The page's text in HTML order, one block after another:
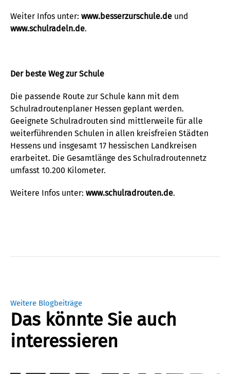
Weiter Infos unter: www.besserzurschule.de und
www.schulradeln.de.
Der beste Weg zur Schule
Die passende Route zur Schule kann mit dem
Schulradroutenplaner Hessen geplant werden.
Geeignete Schulradrouten sind mittlerweile für alle
weiterführenden Schulen in allen kreisfreien Städten
Hessens und insgesamt 17 hessischen Landkreisen
erarbeitet. Die Gesamtlänge des Schulradroutennetz
umfasst 10.200 Kilometer.
Weitere Infos unter: www.schulradrouten.de.
Weitere Blogbeiträge
Das könnte Sie auch
interessieren